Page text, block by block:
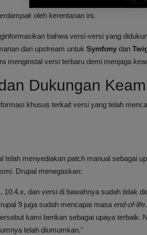
oleh kerentanan ini.
bahwa versi-versi yang
dari upstream untuk Symfony dan
menginstal versi terbaru demi menjaga
Dukungan
khusus terkait versi yang telah
telah menyediakan patch manual sebagai
Drupal menegaskan:
10.4.x, dan versi di bawahnya sudah tidak
9 juga sudah mencapai masa end-of-life
kami berikan sebagai upaya terbaik.
telah diumumkan."